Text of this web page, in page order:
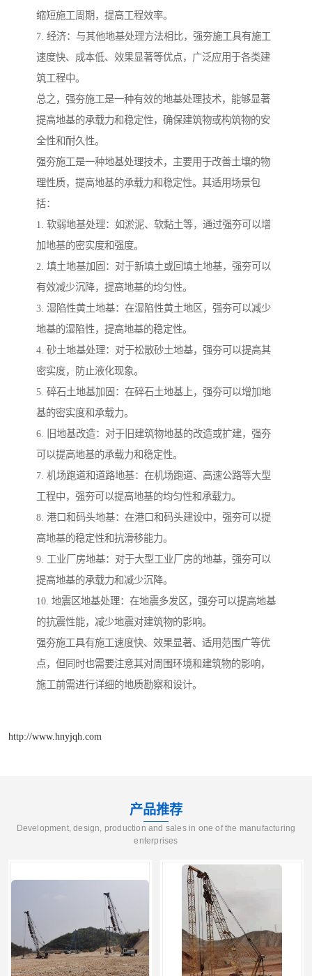
缩短施工周期，提高工程效率。
7. 经济：与其他地基处理方法相比，强夯施工具有施工
速度快、成本低、效果显著等优点，广泛应用于各类建
筑工程中。
总之，强夯施工是一种有效的地基处理技术，能够显著
提高地基的承载力和稳定性，确保建筑物或构筑物的安
全性和耐久性。
强夯施工是一种地基处理技术，主要用于改善土壤的物
理性质，提高地基的承载力和稳定性。其适用场景包
括：
1. 软弱地基处理：如淤泥、软黏土等，通过强夯可以增
加地基的密实度和强度。
2. 填土地基加固：对于新填土或回填土地基，强夯可以
有效减少沉降，提高地基的均匀性。
3. 湿陷性黄土地基：在湿陷性黄土地区，强夯可以减少
地基的湿陷性，提高地基的稳定性。
4. 砂土地基处理：对于松散砂土地基，强夯可以提高其
密实度，防止液化现象。
5. 碎石土地基加固：在碎石土地基上，强夯可以增加地
基的密实度和承载力。
6. 旧地基改造：对于旧建筑物地基的改造或扩建，强夯
可以提高地基的承载力和稳定性。
7. 机场跑道和道路地基：在机场跑道、高速公路等大型
工程中，强夯可以提高地基的均匀性和承载力。
8. 港口和码头地基：在港口和码头建设中，强夯可以提
高地基的稳定性和抗滑移能力。
9. 工业厂房地基：对于大型工业厂房的地基，强夯可以
提高地基的承载力和减少沉降。
10. 地震区地基处理：在地震多发区，强夯可以提高地基
的抗震性能，减少地震对建筑物的影响。
强夯施工具有施工速度快、效果显著、适用范围广等优
点，但同时也需要注意其对周围环境和建筑物的影响，
施工前需进行详细的地质勘察和设计。
http://www.hnyjqh.com
产品推荐
Development, design, production and sales in one of the manufacturing
enterprises